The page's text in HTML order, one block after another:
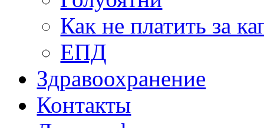
Как не платить за
ЕПД
Здравоохранение
Контакты